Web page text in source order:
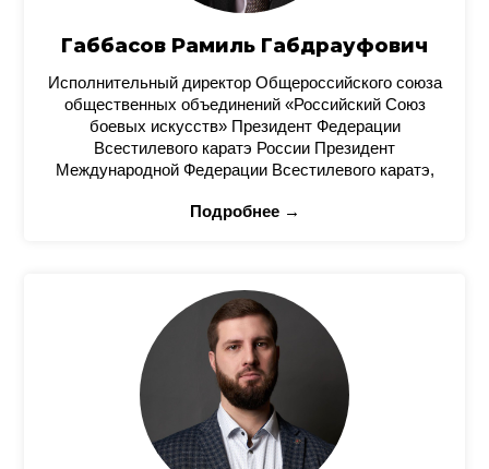
Габбасов Рамиль Габдрауфович
Исполнительный директор Общероссийского союза
общественных объединений «Российский Союз
боевых искусств» Президент Федерации
Всестилевого каратэ России Президент
Международной Федерации Всестилевого каратэ,
Подробнее →